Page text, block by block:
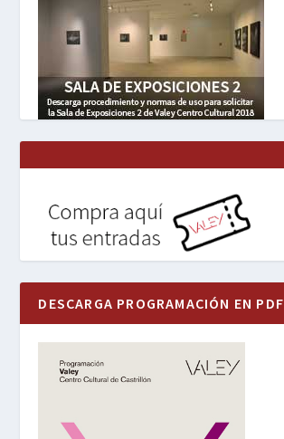
DESCARGA PROGRAMACIÓN EN PDF